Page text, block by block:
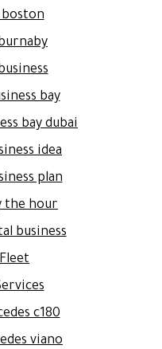
bay
bay dubai
idea
plan
the hour
business
c180
viano